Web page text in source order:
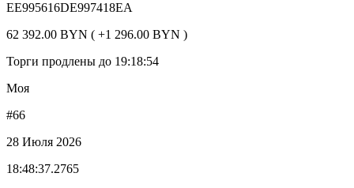
EE995616DE997418EA
62 392.00 BYN ( +1 296.00 BYN )
Торги продлены до 19:18:54
Моя
#66
28 Июля 2026
18:48:37.2765